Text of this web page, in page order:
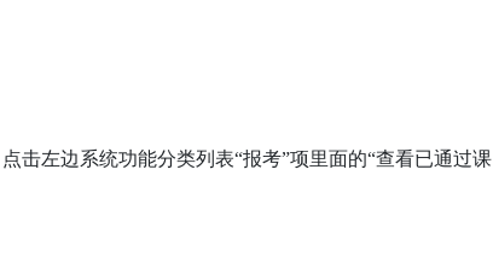
击左边系统功能分类列表“报考”项里面的“查看已通过课